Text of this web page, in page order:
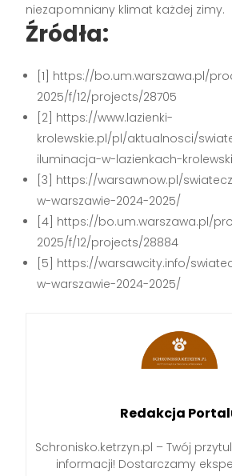
niezapomniany klimat każdej zimy.
Źródła:
[1] https://bo.um.warszawa.pl/
2025/f/12/projects/28705
[2] https://www.lazienki-
krolewskie.pl/pl/aktualnosci/
iluminacja-w-lazienkach-
[3] https://warsawnow.pl/
w-warszawie-2024-2025/
[4] https://bo.um.warszawa.pl/
2025/f/12/projects/28884
[5] https://warsawcity.info/
w-warszawie-2024-2025/
Redakcja
Schronisko.ketrzyn.pl – Twój
informacji! Dostarczamy